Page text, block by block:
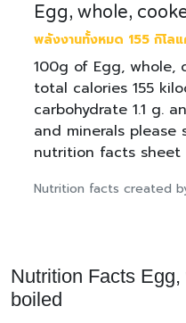
Egg, whole,
พลังงานทั้งหมด 155 กิโล
100g of Egg, whole,
total calories 155
carbohydrate 1.1 g.
and minerals please
nutrition facts sheet
Nutrition facts created
Nutrition Facts
boiled